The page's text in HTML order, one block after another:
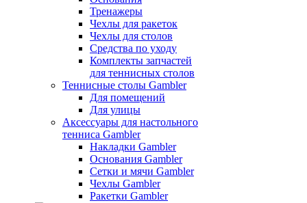
Тренажеры
Чехлы для ракеток
Чехлы для столов
Средства по уходу
Комплекты запчастей
для теннисных столов
Теннисные столы Gambler
Для помещений
Для улицы
Аксессуары для настольного
тенниса Gambler
Накладки Gambler
Основания Gambler
Сетки и мячи Gambler
Чехлы Gambler
Ракетки Gambler